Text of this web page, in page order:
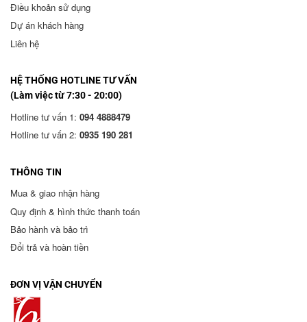
Điều khoản sử dụng
Dự án khách hàng
Liên hệ
HỆ THỐNG HOTLINE TƯ VẤN
(Làm việc từ 7:30 - 20:00)
Hotline tư vấn 1: 094 4888479
Hotline tư vấn 2: 0935 190 281
THÔNG TIN
Mua & giao nhận hàng
Quy định & hình thức thanh toán
Bảo hành và bảo trì
Đổi trả và hoàn tiền
ĐƠN VỊ VẬN CHUYỂN